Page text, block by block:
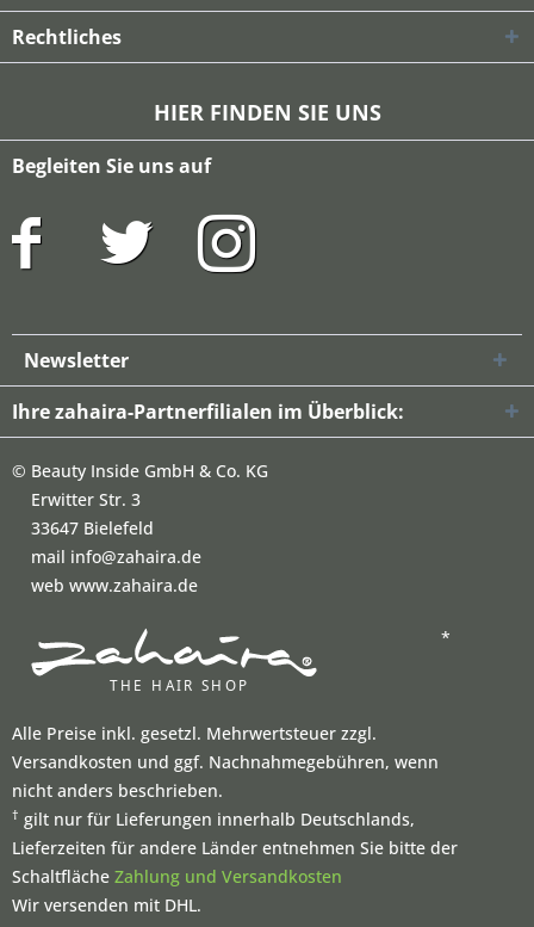
Rechtliches
HIER FINDEN SIE UNS
Begleiten Sie uns auf
Newsletter
Ihre zahaira-Partnerfilialen im Überblick:
© Beauty Inside GmbH & Co. KG
Erwitter Str. 3
33647 Bielefeld
mail info@zahaira.de
web www.zahaira.de
*
Alle Preise inkl. gesetzl. Mehrwertsteuer zzgl.
Versandkosten und ggf. Nachnahmegebühren, wenn
nicht anders beschrieben.
† gilt nur für Lieferungen innerhalb Deutschlands,
Lieferzeiten für andere Länder entnehmen Sie bitte der
Schaltfläche Zahlung und Versandkosten
Wir versenden mit DHL.